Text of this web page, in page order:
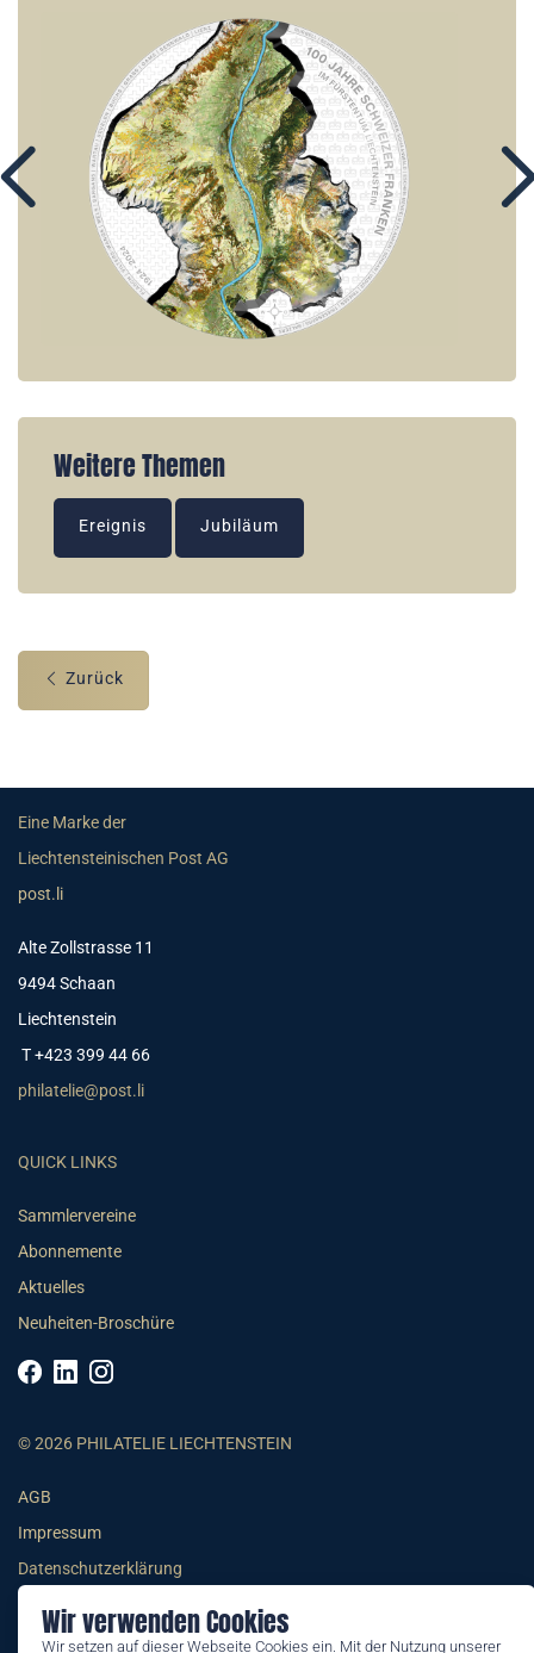
Wir verwenden Cookies
Wir setzen auf dieser Webseite Cookies ein. Mit der Nutzung unserer
Weitere Themen
Ereignis Jubiläum
Zurück
Eine Marke der
Liechtensteinischen Post AG
post.li
Alte Zollstrasse 11
9494 Schaan
Liechtenstein
T +423 399 44 66
philatelie@post.li
QUICK LINKS
Sammlervereine
Abonnemente
Aktuelles
Neuheiten-Broschüre
© 2026 PHILATELIE LIECHTENSTEIN
AGB
Impressum
Datenschutzerklärung